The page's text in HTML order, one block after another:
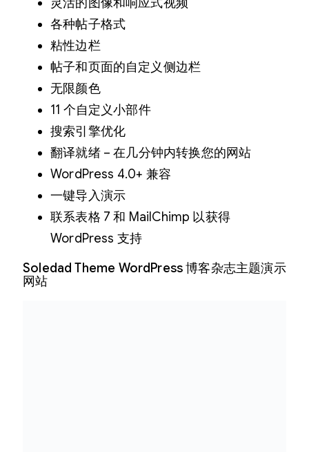
各种帖子格式
粘性边栏
帖子和页面的自定义侧边栏
无限颜色
11 个自定义小部件
搜索引擎优化
翻译就绪 – 在几分钟内转换您的网站
WordPress 4.0+ 兼容
一键导入演示
联系表格 7 和 MailChimp 以获得
WordPress 支持
Soledad Theme WordPress 博客杂志主题演示
网站